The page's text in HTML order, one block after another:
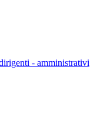
- amministrativi